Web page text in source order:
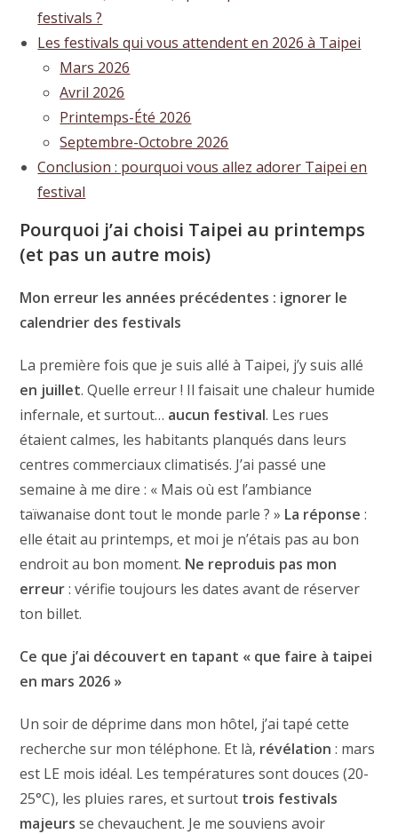
festivals ?
Les festivals qui vous attendent en 2026 à Taipei
Mars 2026
Avril 2026
Printemps-Été 2026
Septembre-Octobre 2026
Conclusion : pourquoi vous allez adorer Taipei en
festival
Pourquoi j’ai choisi Taipei au printemps
(et pas un autre mois)
Mon erreur les années précédentes : ignorer le
calendrier des festivals
La première fois que je suis allé à Taipei, j’y suis allé
en juillet. Quelle erreur ! Il faisait une chaleur humide
infernale, et surtout… aucun festival. Les rues
étaient calmes, les habitants planqués dans leurs
centres commerciaux climatisés. J’ai passé une
semaine à me dire : « Mais où est l’ambiance
taïwanaise dont tout le monde parle ? » La réponse :
elle était au printemps, et moi je n’étais pas au bon
endroit au bon moment. Ne reproduis pas mon
erreur: vérifie toujours les dates avant de réserver
ton billet.
Ce que j’ai découvert en tapant « que faire à taipei
en mars 2026 »
Un soir de déprime dans mon hôtel, j’ai tapé cette
recherche sur mon téléphone. Et là, révélation : mars
est LE mois idéal. Les températures sont douces (20-
25°C), les pluies rares, et surtout trois festivals
majeurs se chevauchent. Je me souviens avoir